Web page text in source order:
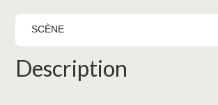
SCÈNE
Description